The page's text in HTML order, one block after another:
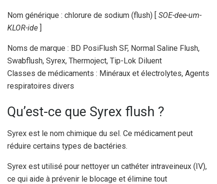
Nom générique : chlorure de sodium (flush) [ SOE-dee-um-
KLOR-ide ]
Noms de marque : BD PosiFlush SF, Normal Saline Flush,
Swabflush, Syrex, Thermoject, Tip-Lok Diluent
Classes de médicaments : Minéraux et électrolytes, Agents
respiratoires divers
Qu’est-ce que Syrex flush ?
Syrex est le nom chimique du sel. Ce médicament peut
réduire certains types de bactéries.
Syrex est utilisé pour nettoyer un cathéter intraveineux (IV),
ce qui aide à prévenir le blocage et élimine tout